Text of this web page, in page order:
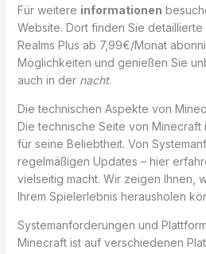
Für weitere informationen
Website. Dort finden Sie
Realms Plus ab 7,99€/Monat
Möglichkeiten und genießen Sie
auch in der nacht.
Die technischen Aspekte von
Die technische Seite von Minecraft
für seine Beliebtheit. Von
regelmäßigen Updates – hier
vielseitig macht. Wir zeigen Ihnen,
Ihrem Spielerlebnis herausholen
Systemanforderungen und
Minecraft ist auf verschiedenen